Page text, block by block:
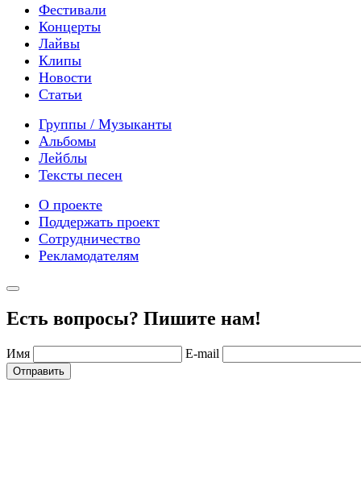
Фестивали
Концерты
Лайвы
Клипы
Новости
Статьи
Группы / Музыканты
Альбомы
Лейблы
Тексты песен
О проекте
Поддержать проект
Сотрудничество
Рекламодателям
Есть вопросы? Пишите нам!
Имя E-mail